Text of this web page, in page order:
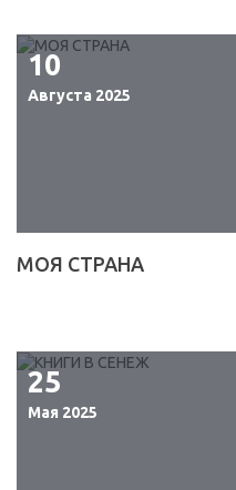
10
Августа 2025
МОЯ СТРАНА
25
Мая 2025